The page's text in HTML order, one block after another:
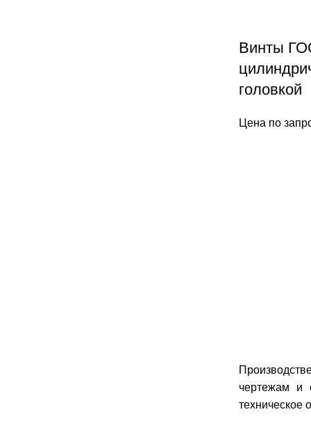
Винты
головкой
Цена по
чертежам и
техническое